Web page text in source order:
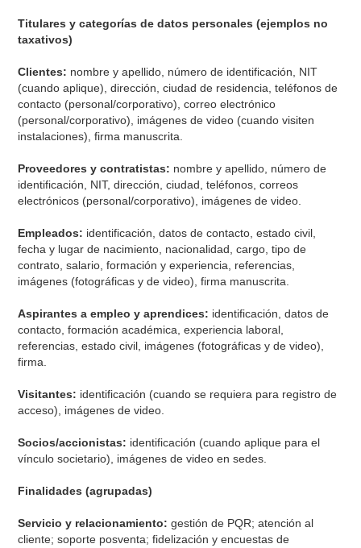
Titulares y categorías de datos personales (ejemplos no
taxativos)
Clientes: nombre y apellido, número de identificación, NIT
(cuando aplique), dirección, ciudad de residencia, teléfonos de
contacto (personal/corporativo), correo electrónico
(personal/corporativo), imágenes de video (cuando visiten
instalaciones), firma manuscrita.
Proveedores y contratistas: nombre y apellido, número de
identificación, NIT, dirección, ciudad, teléfonos, correos
electrónicos (personal/corporativo), imágenes de video.
Empleados: identificación, datos de contacto, estado civil,
fecha y lugar de nacimiento, nacionalidad, cargo, tipo de
contrato, salario, formación y experiencia, referencias,
imágenes (fotográficas y de video), firma manuscrita.
Aspirantes a empleo y aprendices: identificación, datos de
contacto, formación académica, experiencia laboral,
referencias, estado civil, imágenes (fotográficas y de video),
firma.
Visitantes: identificación (cuando se requiera para registro de
acceso), imágenes de video.
Socios/accionistas: identificación (cuando aplique para el
vínculo societario), imágenes de video en sedes.
Finalidades (agrupadas)
Servicio y relacionamiento: gestión de PQR; atención al
cliente; soporte posventa; fidelización y encuestas de